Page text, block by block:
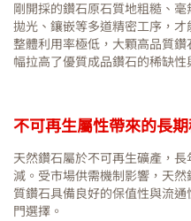
剛開採的鑽石原石質地粗糙、
拋光、鑲嵌等多道精密工序，
整體利用率極低，大顆高品質
幅拉高了優質成品鑽石的稀缺性
不可再生屬性帶來的長
天然鑽石屬於不可再生礦產，
減。受市場供需機制影響，天
質鑽石具備良好的保值性與流通
門選擇。